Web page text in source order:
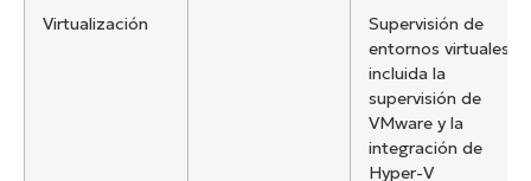
Virtualización
Supervisión de
entornos virtuales,
incluida la
supervisión de
VMware y la
integración de
Hyper-V